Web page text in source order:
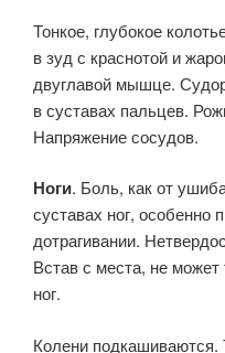
Тонкое, глубокое
в зуд с краснотой и
двуглавой мышце.
в суставах пальцев.
Напряжение сосудов.
Ноги. Боль, как от
суставах ног, особенно
дотрагивании.
Встав с места, не может
ног.
Колени подкашиваются.